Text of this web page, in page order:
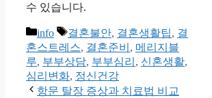
수 있습니다.
카
테
고
리
info
태
그
결혼불안, 결혼생활팁, 결
혼스트레스, 결혼준비 , 메리지블
루, 부부상담, 부부심리 , 신혼생활,
심리변화, 정신건강
항문 탈장 증상과 치료법 비교